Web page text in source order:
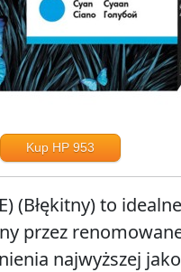
Kup HP 953
(Błękitny) to
przez
najwyższej